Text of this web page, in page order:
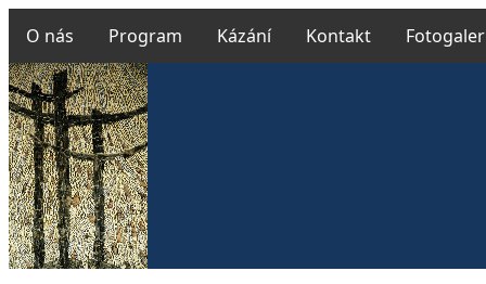
O nás Program Kázání Kontakt